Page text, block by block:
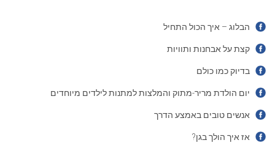
הבלוג – איך הכול התחיל
קצת על אבחנות ותוויות
בדיוק כמו כולם
יום הולדת מריר-מתוק והמלצות למתנות לילדים מיוחדים
אנשים טובים באמצע הדרך
אז איך הולך בגן?